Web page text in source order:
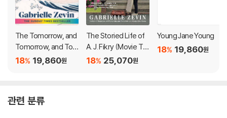
me. For a moment, she pretends she hasn’t heard him, but the
n, she turns, and a game begins: a legendary collaboration tha
These friends, intimates since childhood, borrow money, beg
favors, and, before even graduating college, they have create
ccessful, and rich, but these qualities won’t protect them fro
The Tomorrow, and
Tomorrow, and To
morrow19,860원
18%
The Storied Life of
A. J. Fikry (Movie Tie
-In)
25,070원
18%
Young Jane Young
19,860원
18%
관련 분류